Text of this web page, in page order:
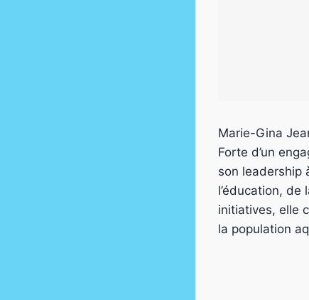
Marie-Gina
Forte d’un
son leadership
l’éducation, de
initiatives, elle
la population